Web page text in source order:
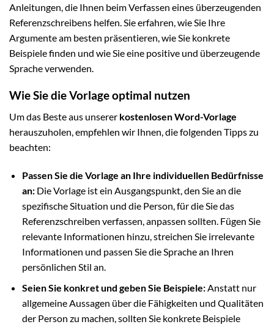
Anleitungen, die Ihnen beim Verfassen eines überzeugenden
Referenzschreibens helfen. Sie erfahren, wie Sie Ihre
Argumente am besten präsentieren, wie Sie konkrete
Beispiele finden und wie Sie eine positive und überzeugende
Sprache verwenden.
Wie Sie die Vorlage optimal nutzen
Um das Beste aus unserer kostenlosen Word-Vorlage
herauszuholen, empfehlen wir Ihnen, die folgenden Tipps zu
beachten:
Passen Sie die Vorlage an Ihre individuellen Bedürfnisse
an:Die Vorlage ist ein Ausgangspunkt, den Sie an die
spezifische Situation und die Person, für die Sie das
Referenzschreiben verfassen, anpassen sollten. Fügen Sie
relevante Informationen hinzu, streichen Sie irrelevante
Informationen und passen Sie die Sprache an Ihren
persönlichen Stil an.
Seien Sie konkret und geben Sie Beispiele:Anstatt nur
allgemeine Aussagen über die Fähigkeiten und Qualitäten
der Person zu machen, sollten Sie konkrete Beispiele